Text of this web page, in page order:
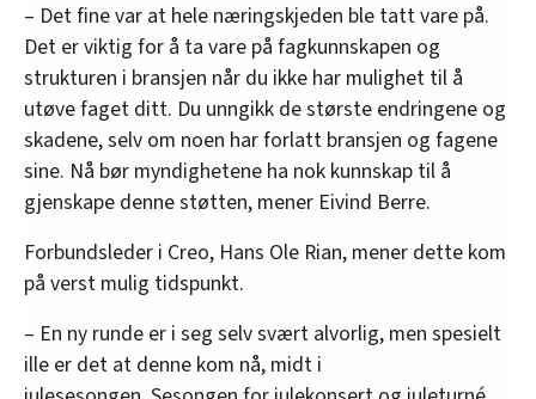
– Det fine var at hele næringskjeden ble tatt vare på.
Det er viktig for å ta vare på fagkunnskapen og
strukturen i bransjen når du ikke har mulighet til å
utøve faget ditt. Du unngikk de største endringene og
skadene, selv om noen har forlatt bransjen og fagene
sine. Nå bør myndighetene ha nok kunnskap til å
gjenskape denne støtten, mener Eivind Berre.
Forbundsleder i Creo, Hans Ole Rian, mener dette kom
på verst mulig tidspunkt.
– En ny runde er i seg selv svært alvorlig, men spesielt
ille er det at denne kom nå, midt i